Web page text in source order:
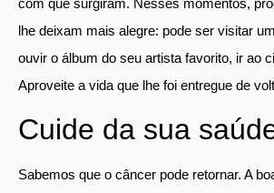
lhe deixam mais alegre: pode ser visitar
ouvir o álbum do seu artista favorito, ir ao
Aproveite a vida que lhe foi entregue de
Cuide da sua
Sabemos que o câncer pode retornar. A